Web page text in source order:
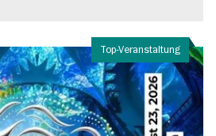
Top-Veranstaltung